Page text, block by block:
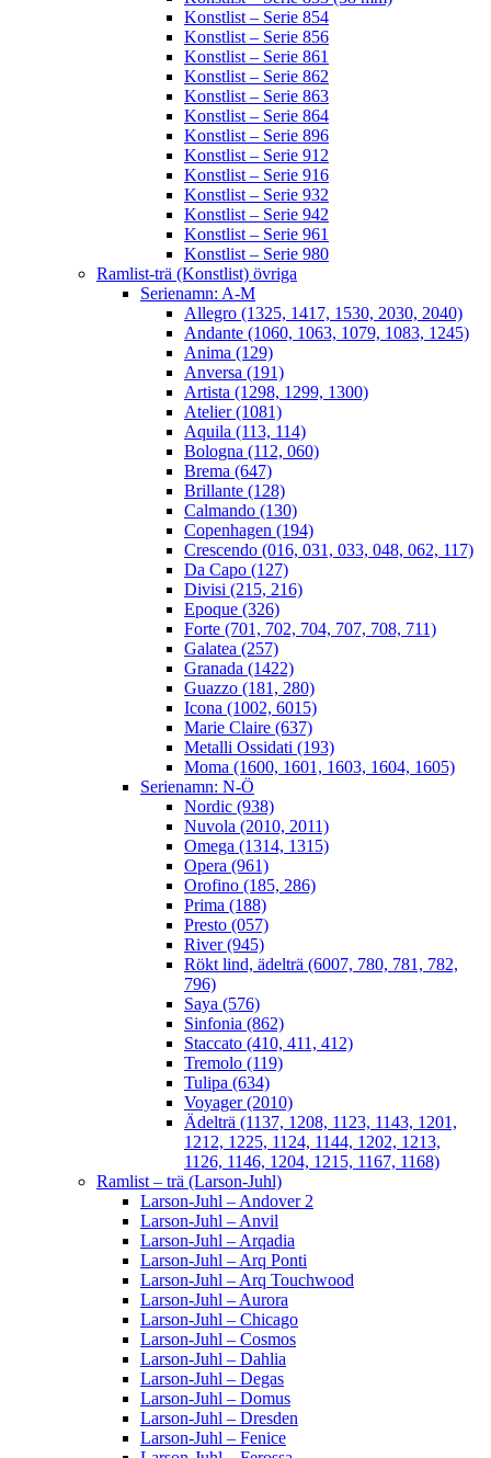
Konstlist – Serie 854
Konstlist – Serie 856
Konstlist – Serie 861
Konstlist – Serie 862
Konstlist – Serie 863
Konstlist – Serie 864
Konstlist – Serie 896
Konstlist – Serie 912
Konstlist – Serie 916
Konstlist – Serie 932
Konstlist – Serie 942
Konstlist – Serie 961
Konstlist – Serie 980
Ramlist-trä (Konstlist) övriga
Serienamn: A-M
Allegro (1325, 1417, 1530, 2030, 2040)
Andante (1060, 1063, 1079, 1083, 1245)
Anima (129)
Anversa (191)
Artista (1298, 1299, 1300)
Atelier (1081)
Aquila (113, 114)
Bologna (112, 060)
Brema (647)
Brillante (128)
Calmando (130)
Copenhagen (194)
Crescendo (016, 031, 033, 048, 062, 117)
Da Capo (127)
Divisi (215, 216)
Epoque (326)
Forte (701, 702, 704, 707, 708, 711)
Galatea (257)
Granada (1422)
Guazzo (181, 280)
Icona (1002, 6015)
Marie Claire (637)
Metalli Ossidati (193)
Moma (1600, 1601, 1603, 1604, 1605)
Serienamn: N-Ö
Nordic (938)
Nuvola (2010, 2011)
Omega (1314, 1315)
Opera (961)
Orofino (185, 286)
Prima (188)
Presto (057)
River (945)
Rökt lind, ädelträ (6007, 780, 781, 782,
796)
Saya (576)
Sinfonia (862)
Staccato (410, 411, 412)
Tremolo (119)
Tulipa (634)
Voyager (2010)
Ädelträ (1137, 1208, 1123, 1143, 1201,
1212, 1225, 1124, 1144, 1202, 1213,
1126, 1146, 1204, 1215, 1167, 1168)
Ramlist – trä (Larson-Juhl)
Larson-Juhl – Andover 2
Larson-Juhl – Anvil
Larson-Juhl – Arqadia
Larson-Juhl – Arq Ponti
Larson-Juhl – Arq Touchwood
Larson-Juhl – Aurora
Larson-Juhl – Chicago
Larson-Juhl – Cosmos
Larson-Juhl – Dahlia
Larson-Juhl – Degas
Larson-Juhl – Domus
Larson-Juhl – Dresden
Larson-Juhl – Fenice